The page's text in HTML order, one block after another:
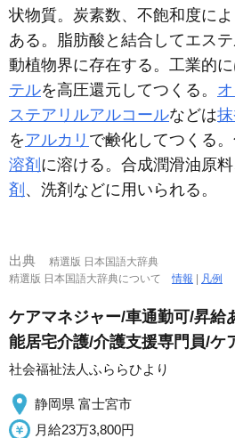
状物質。炭素数、不飽和度に
ある。脂肪酸と結合してエス
動植物界に存在する。工業的
テルを高圧還元してつくる。
ステアリルアルコールなどは
をアルカリ で鹸化してつくる。
溶剤 に溶ける。合成潤滑油原料
剤 、洗剤などに用いられる。
出典
精選版 日本国語大辞典
精選版 日本国語大辞典について情報 凡例
ケアマネジャー/車通勤可/昇給
能居宅介護/介護支援専門員/ケ
社会福祉法人ふららひより
静岡県 富士宮市
月給23万3,800円